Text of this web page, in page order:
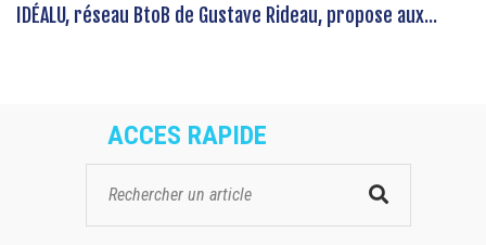
IDÉALU, réseau BtoB de Gustave Rideau, propose aux...
ACCES RAPIDE